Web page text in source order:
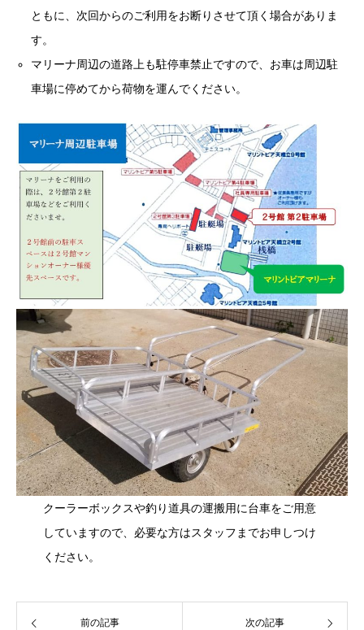
ともに、次回からのご利用をお断りさせて頂く場合がありま
す。
マリーナ周辺の道路上も駐停車禁止ですので、お車は周辺駐
車場に停めてから荷物を運んでください。
クーラーボックスや釣り道具の運搬用に台車をご用意
していますので、必要な方はスタッフまでお申しつけ
ください。
前の記事 次の記事